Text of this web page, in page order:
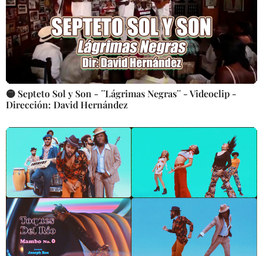
🟡 Septeto Sol y Son - ¨Lágrimas Negras¨ - Videoclip -
Dirección: David Hernández